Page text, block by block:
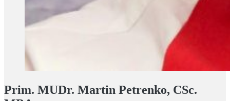
Prim. MUDr. Martin Petrenko, CSc.